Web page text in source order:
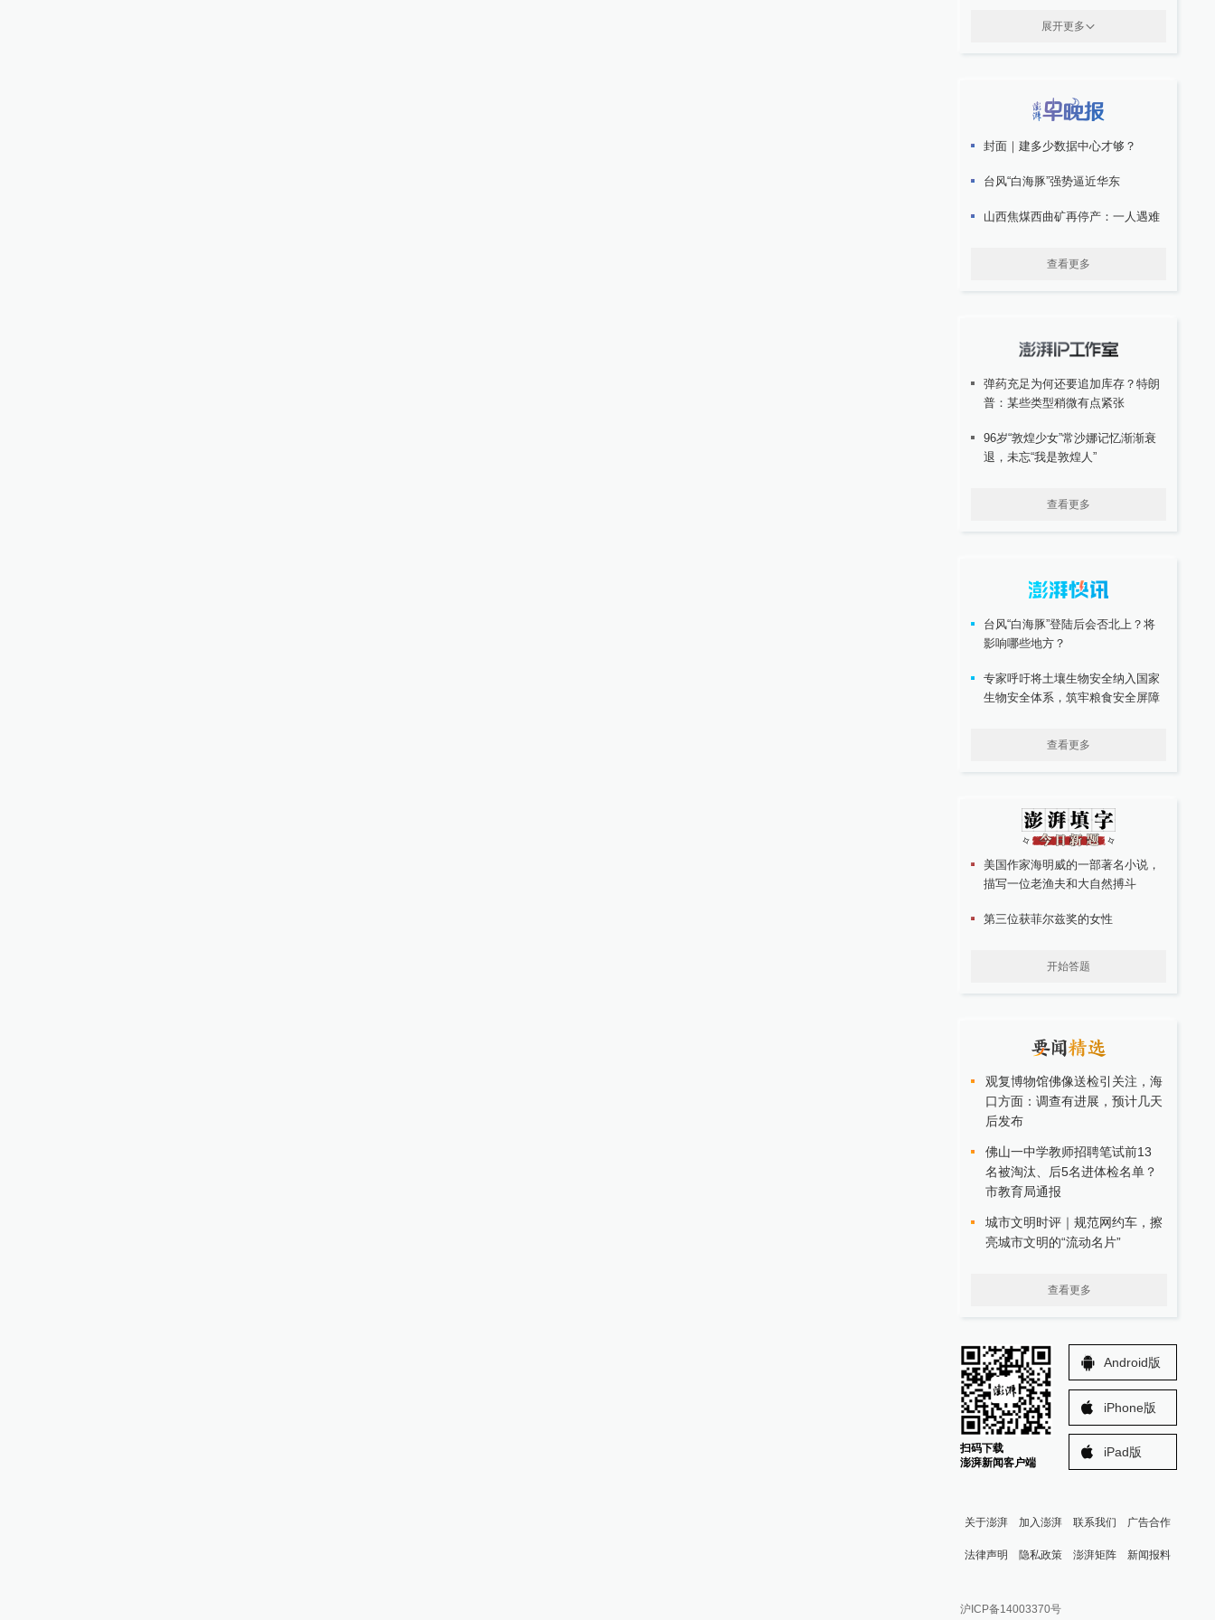
展开更多
封面｜建多少数据中心才够？
台风“白海豚”强势逼近华东
山西焦煤西曲矿再停产：一人遇难
查看更多
弹药充足为何还要追加库存？特朗
普：某些类型稍微有点紧张
96岁“敦煌少女”常沙娜记忆渐渐衰
退，未忘“我是敦煌人”
查看更多
台风“白海豚”登陆后会否北上？将
影响哪些地方？
专家呼吁将土壤生物安全纳入国家
生物安全体系，筑牢粮食安全屏障
查看更多
美国作家海明威的一部著名小说，
描写一位老渔夫和大自然搏斗
第三位获菲尔兹奖的女性
开始答题
观复博物馆佛像送检引关注，海
口方面：调查有进展，预计几天
后发布
佛山一中学教师招聘笔试前13
名被淘汰、后5名进体检名单？
市教育局通报
城市文明时评｜规范网约车，擦
亮城市文明的“流动名片”
查看更多
扫码下载
澎湃新闻客户端
Android版
iPhone版
iPad版
关于澎湃 加入澎湃 联系我们 广告合作
法律声明 隐私政策 澎湃矩阵
澎湃新闻公众号
新闻报料
报料邮箱: news@thepaper.cn
沪ICP备14003370号